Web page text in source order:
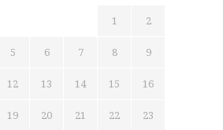
1 2
5 6 7 8 9
12 13 14 15 16
19 20 21 22 23